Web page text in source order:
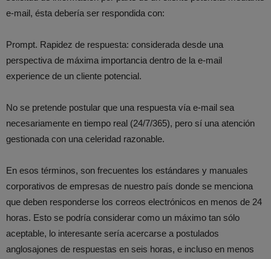
e-mail, ésta debería ser respondida con:
Prompt. Rapidez de respuesta: considerada desde una
perspectiva de máxima importancia dentro de la e-mail
experience de un cliente potencial.
No se pretende postular que una respuesta vía e-mail sea
necesariamente en tiempo real (24/7/365), pero sí una atención
gestionada con una celeridad razonable.
En esos términos, son frecuentes los estándares y manuales
corporativos de empresas de nuestro país donde se menciona
que deben responderse los correos electrónicos en menos de 24
horas. Esto se podría considerar como un máximo tan sólo
aceptable, lo interesante sería acercarse a postulados
anglosajones de respuestas en seis horas, e incluso en menos